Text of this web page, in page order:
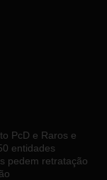
PcD e Raros e
entidades
pedem retratação